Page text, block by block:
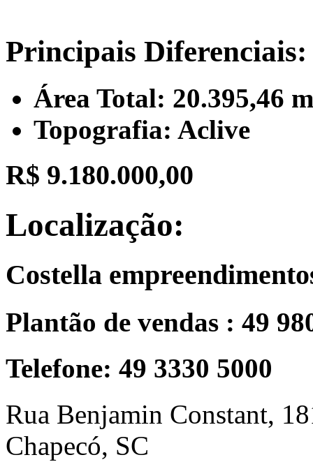
Principais Diferenciais:
Área Total: 20.395,46
Topografia: Aclive
R$ 9.180.000,00
Localização:
Costella
Plantão de vendas : 49
Telefone: 49 3330 5000
Rua Benjamin Constant,
Chapecó, SC